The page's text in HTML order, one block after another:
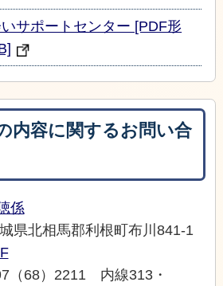
サポートセンター [PDF形
内容に関するお問い合
係
県北相馬郡利根町布川841-1
（68）2211 内線313・